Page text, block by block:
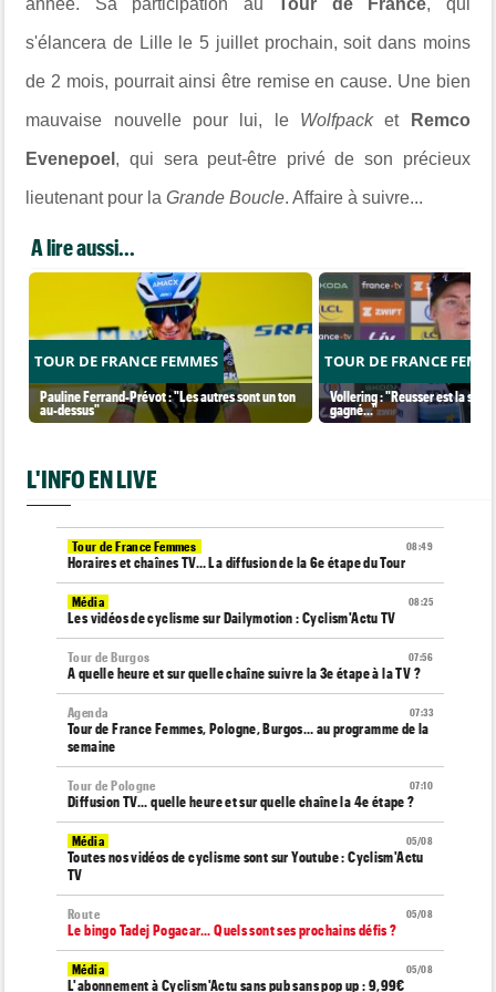
s'élancera de Lille le 5 juillet prochain, soit dans moins
de 2 mois, pourrait ainsi être remise en cause. Une bien
mauvaise nouvelle pour lui, le Wolfpacket Remco
Evenepoel , qui sera peut-être privé de son précieux
lieutenant pour laGrande Boucle. Affaire à suivre...
A lire aussi...
TOUR DE FRANCE FEMMES
Pauline Ferrand-Prévot : "Les autres sont un ton
au-dessus"
TOUR DE FRANCE
Vollering : "Reusser est la
gagné..."
L'INFO EN LIVE
08:49
Tour de France Femmes
Horaires et chaînes TV… La diffusion de la 6e étape du Tour
08:25
Média
Les vidéos de cyclisme sur Dailymotion : Cyclism'Actu TV
07:56
Tour de Burgos
A quelle heure et sur quelle chaîne suivre la 3e étape à la TV ?
07:33
Agenda
Tour de France Femmes, Pologne, Burgos… au programme de la
semaine
07:10
Tour de Pologne
Diffusion TV... quelle heure et sur quelle chaîne la 4e étape ?
05/08
Média
Toutes nos vidéos de cyclisme sont sur Youtube : Cyclism'Actu
TV
05/08
Route
Le bingo Tadej Pogacar... Quels sont ses prochains défis ?
05/08
Média
L'abonnement à Cyclism'Actu sans pub sans pop up : 9,99€